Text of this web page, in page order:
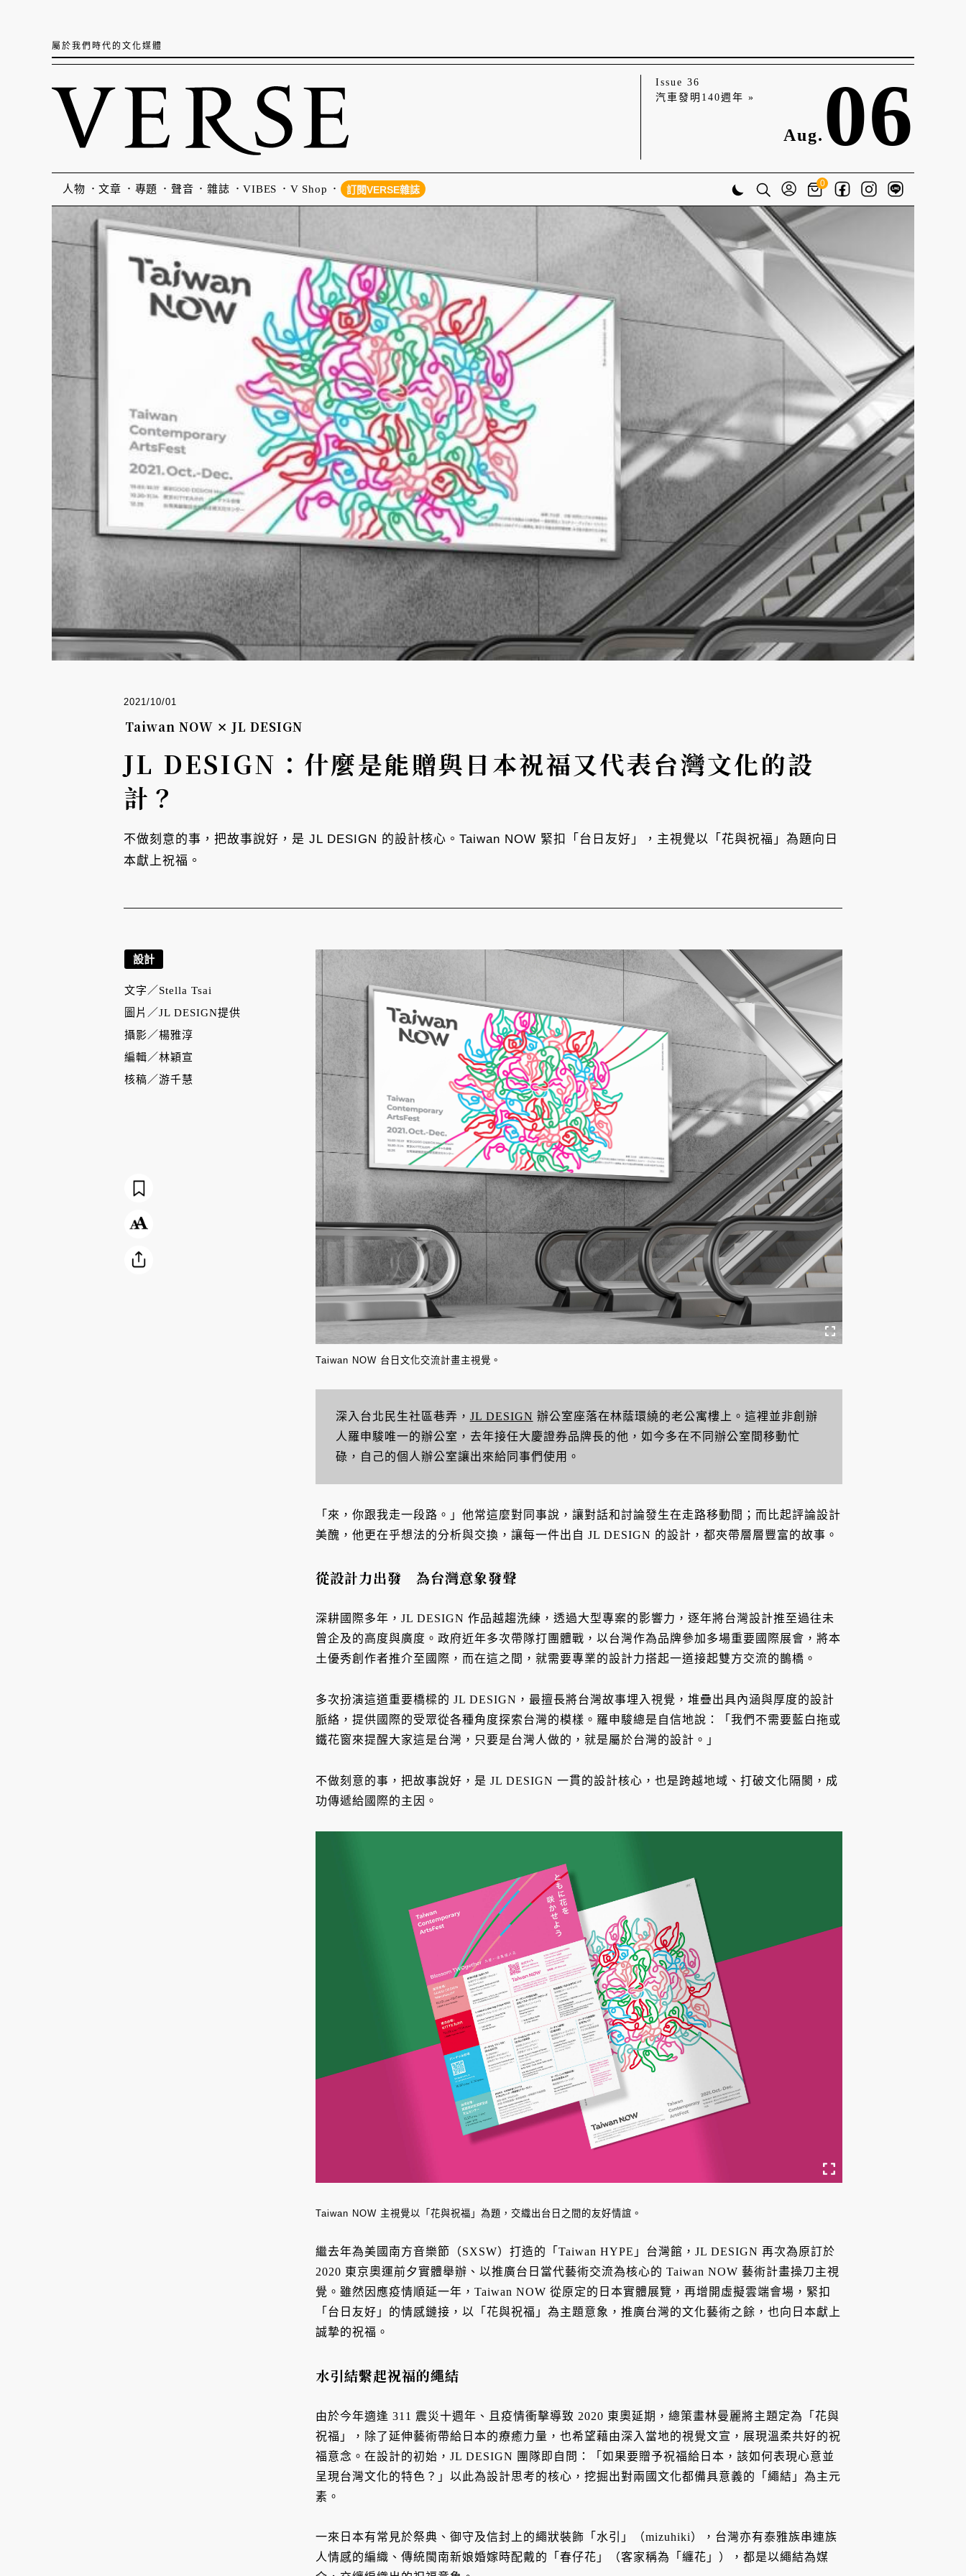
屬於我們時代的文化媒體
Issue 36
汽車發明140週年 »
Aug. 06
人物 文章 專題 聲音 雜誌 VIBES V Shop 訂閱VERSE雜誌
0
2021/10/01
Taiwan NOW ✕ JL DESIGN
JL DESIGN：什麼是能贈與日本祝福又代表台灣文化的設
計？
不做刻意的事，把故事說好，是 JL DESIGN 的設計核心。Taiwan NOW 緊扣「台日友好」，主視覺以「花與祝福」為題向日
本獻上祝福。
Taiwan NOW 台日文化交流計畫主視覺。
深入台北民生社區巷弄， JL DESIGN 辦公室座落在林蔭環繞的老公寓樓上。這裡並非創辦
人羅申駿唯一的辦公室，去年接任大慶證券品牌長的他，如今多在不同辦公室間移動忙
碌，自己的個人辦公室讓出來給同事們使用。
「來，你跟我走一段路。」他常這麼對同事說，讓對話和討論發生在走路移動間；而比起評論設計
美醜，他更在乎想法的分析與交換，讓每一件出自 JL DESIGN 的設計，都夾帶層層豐富的故事。
從設計力出發 為台灣意象發聲
深耕國際多年，JL DESIGN 作品越趨洗練，透過大型專案的影響力，逐年將台灣設計推至過往未
曾企及的高度與廣度。政府近年多次帶隊打團體戰，以台灣作為品牌參加多場重要國際展會，將本
土優秀創作者推介至國際，而在這之間，就需要專業的設計力搭起一道接起雙方交流的鵲橋。
多次扮演這道重要橋樑的 JL DESIGN，最擅長將台灣故事埋入視覺，堆疊出具內涵與厚度的設計
脈絡，提供國際的受眾從各種角度探索台灣的模樣。羅申駿總是自信地說：「我們不需要藍白拖或
鐵花窗來提醒大家這是台灣，只要是台灣人做的，就是屬於台灣的設計。」
不做刻意的事，把故事說好，是 JL DESIGN 一貫的設計核心，也是跨越地域、打破文化隔閡，成
功傳遞給國際的主因。
Taiwan NOW 主視覺以「花與祝福」為題，交織出台日之間的友好情誼。
繼去年為美國南方音樂節（SXSW）打造的「Taiwan HYPE」台灣館，JL DESIGN 再次為原訂於
2020 東京奧運前夕實體舉辦、以推廣台日當代藝術交流為核心的 Taiwan NOW 藝術計畫操刀主視
覺。雖然因應疫情順延一年，Taiwan NOW 從原定的日本實體展覽，再增開虛擬雲端會場，緊扣
「台日友好」的情感鏈接，以「花與祝福」為主題意象，推廣台灣的文化藝術之餘，也向日本獻上
誠摯的祝福。
水引結繫起祝福的繩結
由於今年適逢 311 震災十週年、且疫情衝擊導致 2020 東奧延期，總策畫林曼麗將主題定為「花與
祝福」，除了延伸藝術帶給日本的療癒力量，也希望藉由深入當地的視覺文宣，展現溫柔共好的祝
福意念。在設計的初始，JL DESIGN 團隊即自問：「如果要贈予祝福給日本，該如何表現心意並
呈現台灣文化的特色？」以此為設計思考的核心，挖掘出對兩國文化都備具意義的「繩結」為主元
素。
一來日本有常見於祭典、御守及信封上的繩狀裝飾「水引」（mizuhiki），台灣亦有泰雅族串連族
人情感的編織、傳統閩南新娘婚嫁時配戴的「春仔花」（客家稱為「纏花」），都是以繩結為媒
設計
文字／Stella Tsai
圖片／JL DESIGN提供
攝影／楊雅淳
編輯／林穎宣
核稿／游千慧